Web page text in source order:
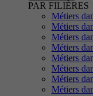
PAR FILIÈRES
Métiers
Métiers
Métiers
Métiers
Métiers
Métiers
Métiers
Métiers